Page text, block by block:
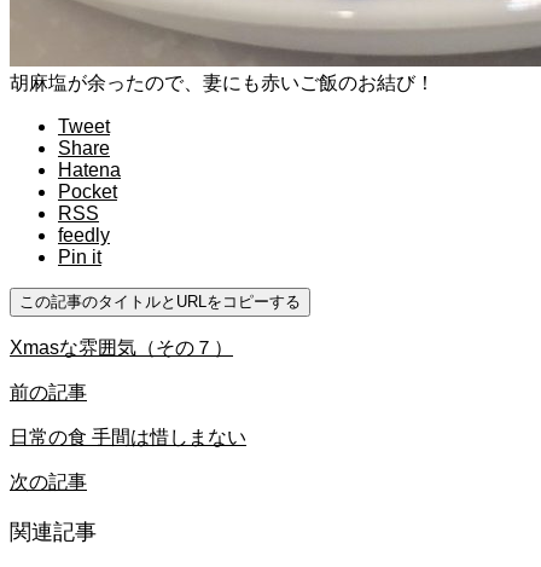
胡麻塩が余ったので、妻にも赤いご飯のお結び！
Tweet
Share
Hatena
Pocket
RSS
feedly
Pin it
この記事のタイトルとURLをコピーする
Xmasな雰囲気（その７）
前の記事
日常の食 手間は惜しまない
次の記事
関連記事